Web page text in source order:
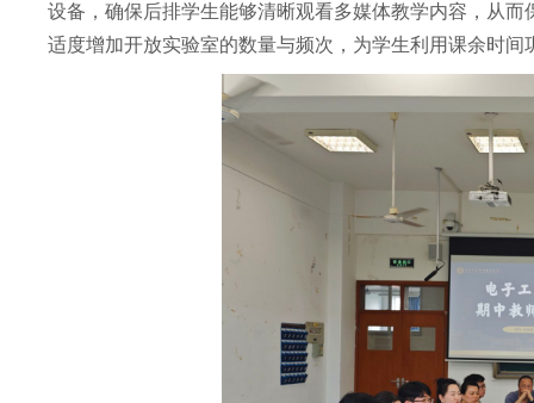
设备，确保后排学生能够清晰观看多媒体教学内容，从
适度增加开放实验室的数量与频次，为学生利用课余时